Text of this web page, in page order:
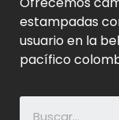
estampadas
usuario en la
pacífico